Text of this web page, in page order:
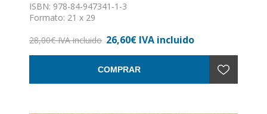
ISBN: 978-84-947341-1-3
Formato: 21 x 29
Encuadernación: Tapa dura
28,00€ IVA incluido 26,60€ IVA incluido
COMPRAR